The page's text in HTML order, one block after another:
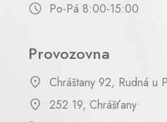
Po-Pá 8:00-15:00
Provozovna
Chráštany 92, Rudná u
252 19, Chrášťany